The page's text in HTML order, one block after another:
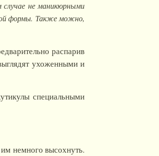
не маникюрными
формы. Также можно,
распарив
ухоженными и
специальными
немного высохнуть.